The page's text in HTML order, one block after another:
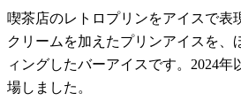
喫茶店のレトロプリンをアイスで表
クリームを加えたプリンアイスを、
ィングしたバーアイスです。2024年
場しました。